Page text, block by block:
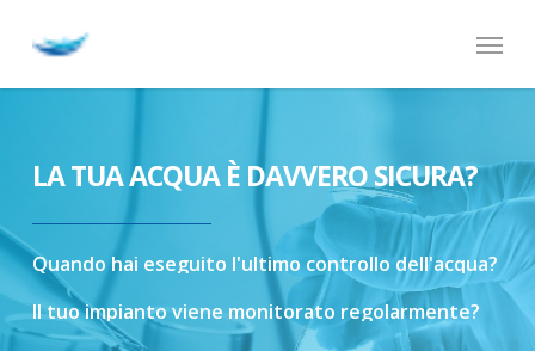
Menu
LA TUA ACQUA È DAVVERO SICURA?
Quando hai eseguito l'ultimo controllo dell'acqua?
Il tuoimpianto viene monitorato regolarmente?